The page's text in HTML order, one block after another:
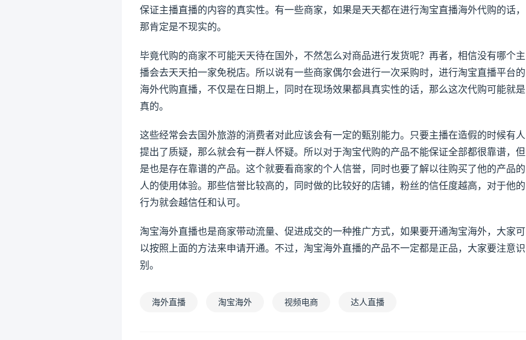
保证主播直播的内容的真实性。有一些商家，如果是天天都在进行淘宝直播海外代购的话，
那肯定是不现实的。
毕竟代购的商家不可能天天待在国外，不然怎么对商品进行发货呢？再者，相信没有哪个主
播会去天天拍一家免税店。所以说有一些商家偶尔会进行一次采购时，进行淘宝直播平台的
海外代购直播，不仅是在日期上，同时在现场效果都具真实性的话，那么这次代购可能就是
真的。
这些经常会去国外旅游的消费者对此应该会有一定的甄别能力。只要主播在造假的时候有人
提出了质疑，那么就会有一群人怀疑。所以对于淘宝代购的产品不能保证全部都很靠谱，但
是也是存在靠谱的产品。这个就要看商家的个人信誉，同时也要了解以往购买了他的产品的
人的使用体验。那些信誉比较高的，同时做的比较好的店铺，粉丝的信任度越高，对于他的
行为就会越信任和认可。
淘宝海外直播也是商家带动流量、促进成交的一种推广方式，如果要开通淘宝海外，大家可
以按照上面的方法来申请开通。不过，淘宝海外直播的产品不一定都是正品，大家要注意识
别。
海外直播 淘宝海外 视频电商 达人直播